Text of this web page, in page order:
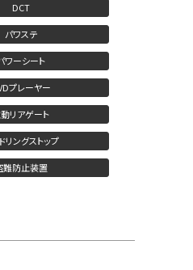
DCT
パワステ
ワーシート
プレーヤー
リアゲート
リングストップ
難防止装置